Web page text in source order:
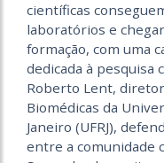
científicas
laboratórios e
formação, com uma
dedicada à pesquisa
Roberto Lent,
Biomédicas da
Janeiro (UFRJ),
entre a comunidade